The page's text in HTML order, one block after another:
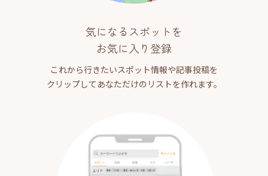
気になるスポットを
お気に入り登録
これから行きたいスポット情報や記事投稿を
クリップしてあなただけのリストを作れます。